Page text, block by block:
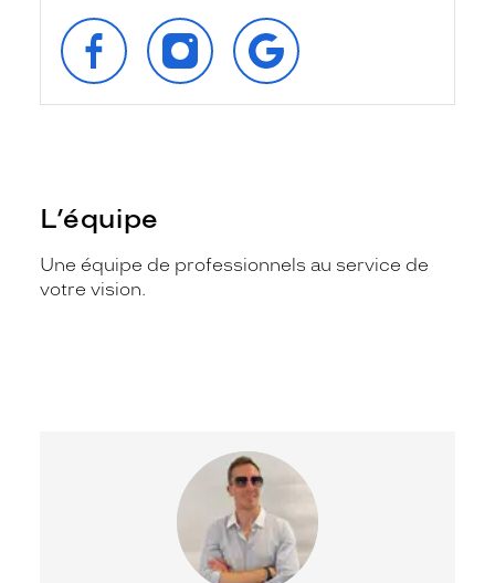
SUIVEZ‑NOUS
SUR
FACEBOOK
SUIVEZ‑NOUS
SUR
INSTAGRAM
RETROUVEZ‑NOUS
SUR
GOOGLE
L’équipe
Une équipe de professionnels au service de
votre vision.